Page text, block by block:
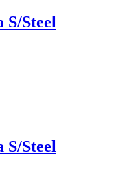
Steel
Steel